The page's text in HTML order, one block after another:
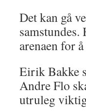
Det kan gå
samstundes.
arenaen for
Eirik Bakke
Andre Flo
utruleg